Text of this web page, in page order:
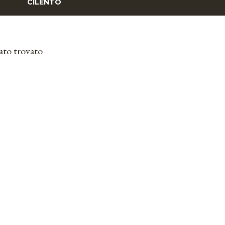
CILENTO
trovato